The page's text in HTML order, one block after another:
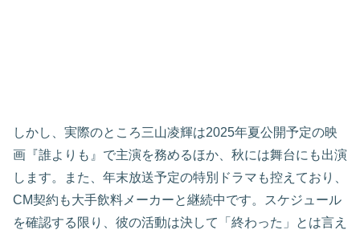
しかし、実際のところ三山凌輝は2025年夏公開予定の映
画『誰よりも』で主演を務めるほか、秋には舞台にも出演
します。また、年末放送予定の特別ドラマも控えており、
CM契約も大手飲料メーカーと継続中です。スケジュール
を確認する限り、彼の活動は決して「終わった」とは言え